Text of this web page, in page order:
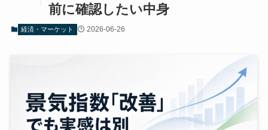
前に確認したい中身
経済・マーケット 2026-06-26